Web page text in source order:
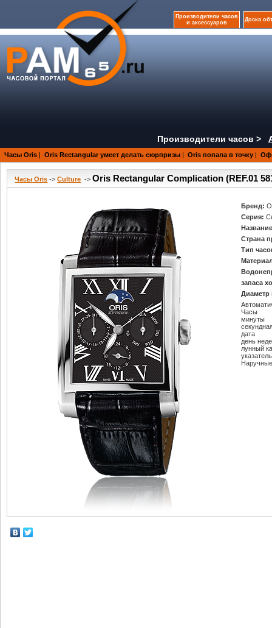
Производители часов
и аксессуаров
Доска
Производители часов >
Часы Oris | Oris Rectangular умеет делать сюрпризы | Oris попала в точку |
Часы Oris ->Culture ->Oris Rectangular Complication (REF.01
Бренд:
Серия:
Страна
Тип
запаса
Диаметр
Часы
минуты
дата
день
лунный